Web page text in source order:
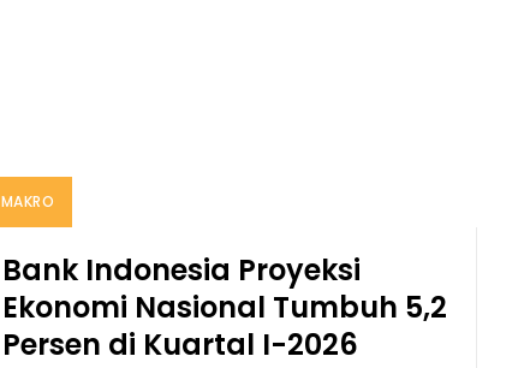
MAKRO
Bank Indonesia Proyeksi
Ekonomi Nasional Tumbuh 5,2
Persen di Kuartal I-2026